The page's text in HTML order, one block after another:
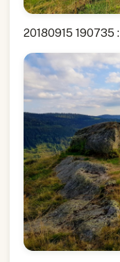
20180915 190735 :